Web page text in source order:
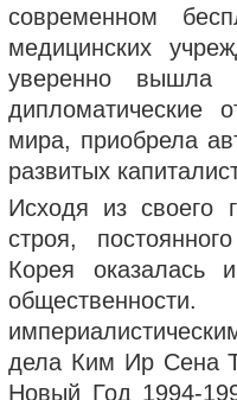
современном
медицинских
уверенно вышла
дипломатические
мира, приобрела
развитых
Исходя из своего
строя,
Корея оказалась
дела Ким Ир Сена
Новый Год 1994-